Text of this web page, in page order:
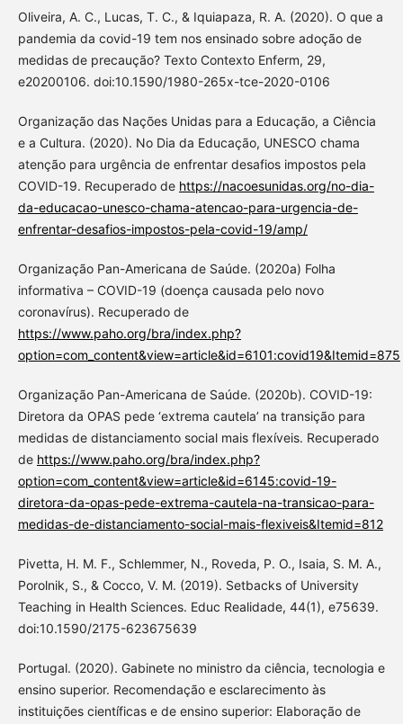
Oliveira, A. C., Lucas, T. C., & Iquiapaza, R. A. (2020). O que a
pandemia da covid-19 tem nos ensinado sobre adoção de
medidas de precaução? Texto Contexto Enferm, 29,
e20200106. doi:10.1590/1980-265x-tce-2020-0106
Organização das Nações Unidas para a Educação, a Ciência
e a Cultura. (2020). No Dia da Educação, UNESCO chama
atenção para urgência de enfrentar desafios impostos pela
COVID-19. Recuperado de https://nacoesunidas.org/no-dia-
da-educacao-unesco-chama-atencao-para-urgencia-de-
enfrentar-desafios-impostos-pela-covid-19/amp/
Organização Pan-Americana de Saúde. (2020a) Folha
informativa – COVID-19 (doença causada pelo novo
coronavírus). Recuperado de
https://www.paho.org/bra/index.php?
option=com_content&view=article&id=6101:covid19&Itemid=875
Organização Pan-Americana de Saúde. (2020b). COVID-19:
Diretora da OPAS pede ‘extrema cautela’ na transição para
medidas de distanciamento social mais flexíveis. Recuperado
de https://www.paho.org/bra/index.php?
option=com_content&view=article&id=6145:covid-19-
diretora-da-opas-pede-extrema-cautela-na-transicao-para-
medidas-de-distanciamento-social-mais-flexiveis&Itemid=812
Pivetta, H. M. F., Schlemmer, N., Roveda, P. O., Isaia, S. M. A.,
Porolnik, S., & Cocco, V. M. (2019). Setbacks of University
Teaching in Health Sciences. Educ Realidade, 44(1), e75639.
doi:10.1590/2175-623675639
Portugal. (2020). Gabinete no ministro da ciência, tecnologia e
ensino superior. Recomendação e esclarecimento às
instituições científicas e de ensino superior: Elaboração de